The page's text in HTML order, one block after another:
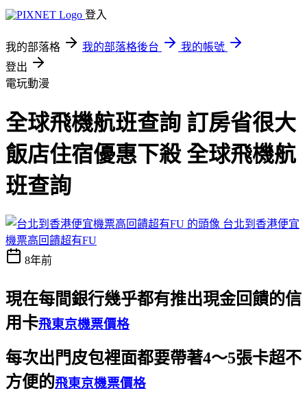
登入
我的部落格 我的部落格後台
我的帳號
登出
電玩動漫
全球飛機航班查詢 訂房省很大
飯店住宿優惠下殺 全球飛機航
班查詢
台北到香港便宜
機票高回饋超有FU
8年前
現在每間銀行幾乎都有推出現金回饋的信
用卡飛東京機票價格
每次出門皮包裡面都要帶著4～5張卡超不
方便的飛東京機票價格